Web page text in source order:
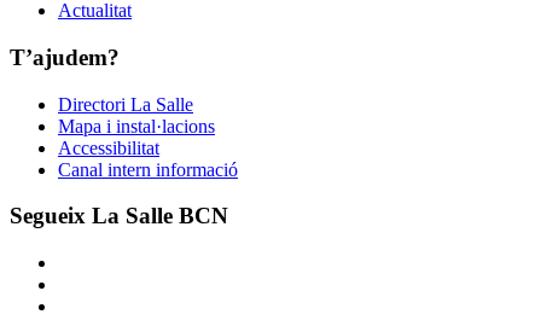
Actualitat
T’ajudem?
Directori La Salle
Mapa i instal·lacions
Accessibilitat
Canal intern informació
Segueix La Salle BCN